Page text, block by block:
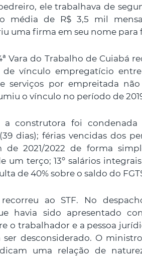
ele trabalhava de
média de R$ 3,5 mil
uma firma em seu nome
Vara do Trabalho de Cuiabá
de vínculo empregatício
serviços por empreitada
o vínculo no período de
a construtora foi
dias); férias vencidas dos
de 2021/2022 de forma
um terço; 13º salários
de 40% sobre o saldo do
ao STF. No
havia sido apresentado
o trabalhador e a pessoa
ser desconsiderado. O
uma relação de